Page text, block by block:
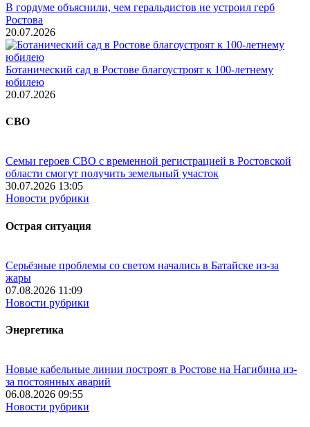
В гордуме объяснили, чем геральдистов не устроил герб
Ростова
20.07.2026
Ботанический сад в Ростове благоустроят к 100-летнему
юбилею
20.07.2026
СВО
Семьи героев СВО с временной регистрацией в Ростовской
области смогут получить земельный участок
30.07.2026 13:05
Новости рубрики
Острая ситуация
Серьёзные проблемы со светом начались в Батайске из-за
жары
07.08.2026 11:09
Новости рубрики
Энергетика
Новые кабельные линии построят в Ростове на Нагибина из-
за постоянных аварий
06.08.2026 09:55
Новости рубрики